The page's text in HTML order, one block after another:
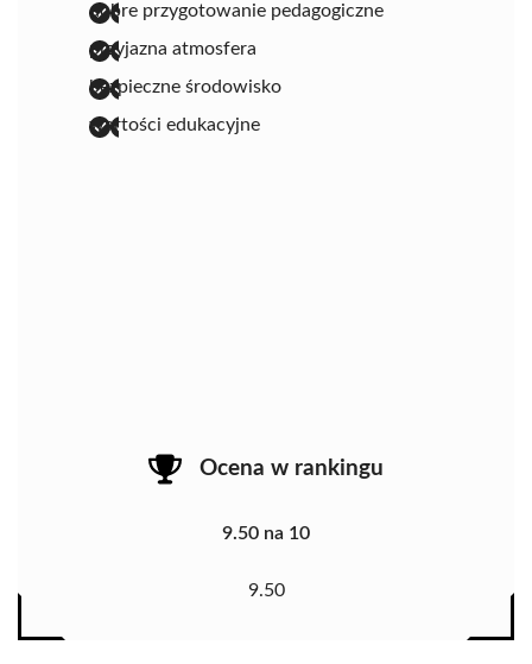
dobre przygotowanie pedagogiczne
przyjazna atmosfera
bezpieczne środowisko
wartości edukacyjne
Ocena w rankingu
9.50 na 10
9.50